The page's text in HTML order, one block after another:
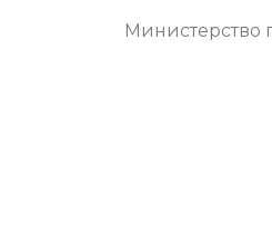
Министерство